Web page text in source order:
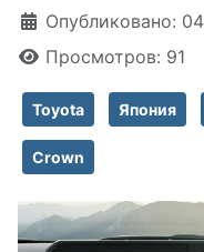
Информация о
Опубликовано:
Просмотров: 91
Toyota Япония
Crown